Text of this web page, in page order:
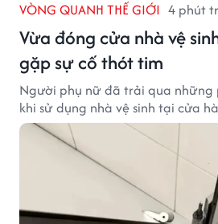
VÒNG QUANH THẾ GIỚI 4 phút
Vừa đóng cửa nhà vệ
gặp sự cố thót tim
Người phụ nữ đã trải qua những
khi sử dụng nhà vệ sinh tại cửa